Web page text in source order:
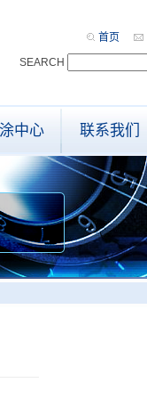
首页
SEARCH
中心 联系我们